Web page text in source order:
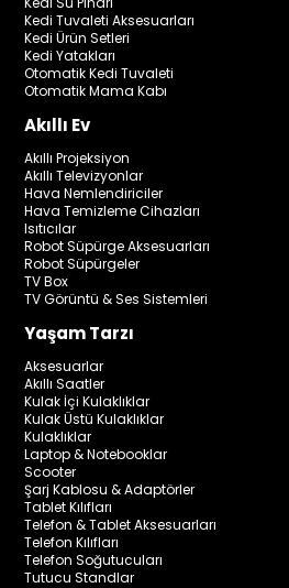
Kedi Tuvaleti Aksesuarları
Kedi Ürün Setleri
Kedi Yatakları
Otomatik Kedi Tuvaleti
Otomatik Mama Kabı
Akıllı Ev
Akıllı Projeksiyon
Akıllı Televizyonlar
Hava Nemlendiriciler
Hava Temizleme Cihazları
Isıtıcılar
Robot Süpürge Aksesuarları
Robot Süpürgeler
TV Box
TV Görüntü & Ses Sistemleri
Yaşam Tarzı
Aksesuarlar
Akıllı Saatler
Kulak İçi Kulaklıklar
Kulak Üstü Kulaklıklar
Kulaklıklar
Laptop & Notebooklar
Scooter
Şarj Kablosu & Adaptörler
Tablet Kılıfları
Telefon & Tablet Aksesuarları
Telefon Kılıfları
Telefon Soğutucuları
Tutucu Standlar